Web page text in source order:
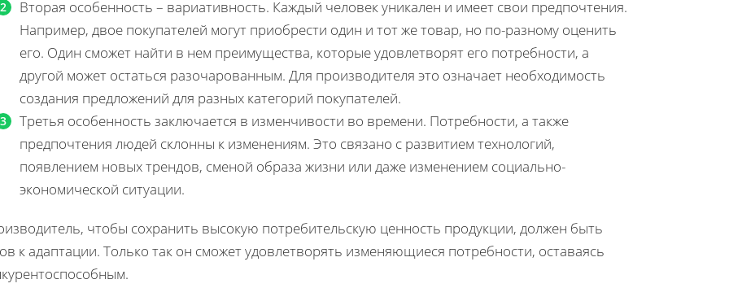
Вторая особенность – вариативность. Каждый человек уникален и имеет свои предпочтения.
Например, двое покупателей могут приобрести один и тот же товар, но по-разному оценить
его. Один сможет найти в нем преимущества, которые удовлетворят его потребности, а
другой может остаться разочарованным. Для производителя это означает необходимость
создания предложений для разных категорий покупателей.
Третья особенность заключается в изменчивости во времени. Потребности, а также
предпочтения людей склонны к изменениям. Это связано с развитием технологий,
появлением новых трендов, сменой образа жизни или даже изменением социально-
экономической ситуации.
чтобы сохранить высокую потребительскую ценность продукции, должен быть
к адаптации. Только так он сможет удовлетворять изменяющиеся потребности, оставаясь